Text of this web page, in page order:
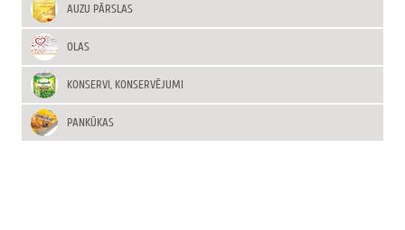
AUZU PĀRSLAS
OLAS
KONSERVI, KONSERVĒJUMI
PANKŪKAS